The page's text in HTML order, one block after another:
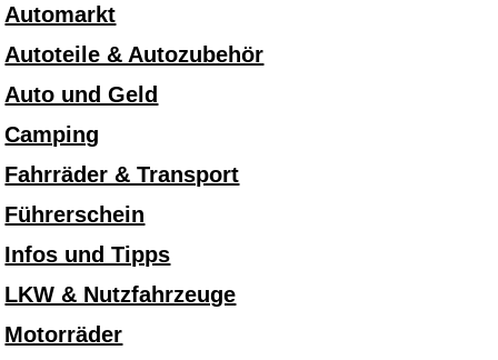
Automarkt
Autoteile & Autozubehör
Auto und Geld
Camping
Fahrräder & Transport
Führerschein
Infos und Tipps
LKW & Nutzfahrzeuge
Motorräder